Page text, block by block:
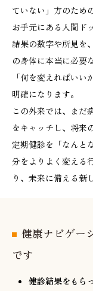
ていない」方のため
お手元にある人間ド
結果の数字や所見を
の身体に本当に必要
「何を変えればい
明確になります。
この外来では、まだ
をキャッチし、将来
定期健診を「なんと
分をよりよく変える
り、未来に備える新
健康ナビゲー
です
健診結果をもら